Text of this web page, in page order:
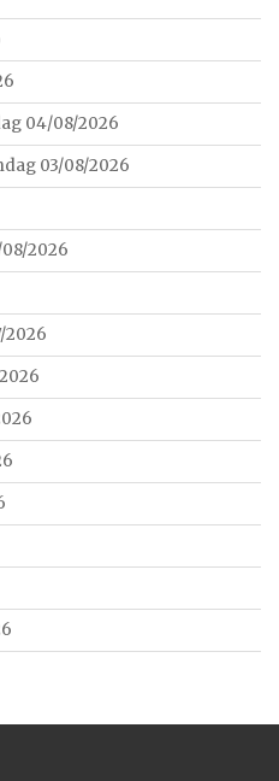
04/08/2026
03/08/2026
2026
2026